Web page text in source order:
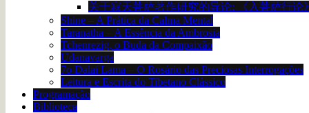
关于寂天菩萨著作研究的导论: 《入菩萨行论》
Shine – A Prática da Calma Mental
Taranatha – A Essência da Ambrosia
Tchenrezig, o Buda da Compaixão
Udanavarga
7o Dalai Lama – O Rosário das Preciosas Interrogações
Leitura e Escrita do Tibetano Clássico
Programação
Biblioteca